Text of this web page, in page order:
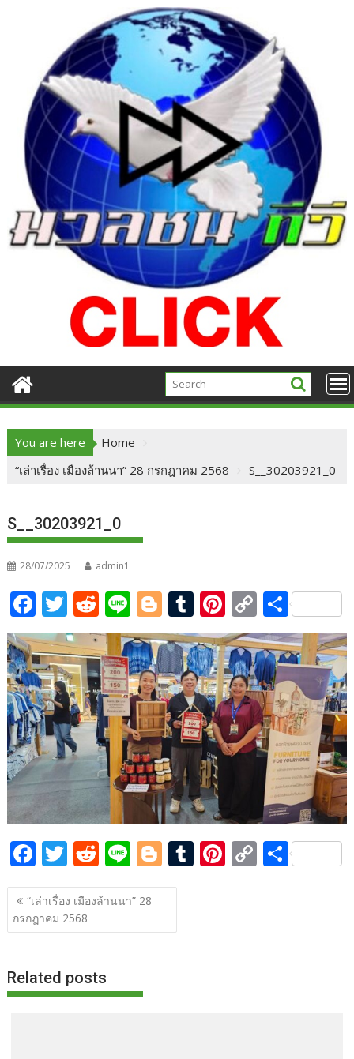
You are here
Home
“เล่าเรื่อง เมืองล้านนา” 28 กรกฎาคม 2568
S__30203921_0
S__30203921_0
28/07/2025 admin1
F
ac
e
b
o
o
k
T
w
itt
er
R
e
d
di
t
Li
n
e
Bl
o
g
g
er
T
u
m
bl
r
Pi
nt
er
e
st
C
o
p
y
Li
n
k
S
h
ar
e
F
ac
e
b
o
k
T
w
itt
er
R
e
d
di
Li
n
e
Bl
o
g
T Pi C
k
S
แนะแนว
เรื่อง
“เล่าเรื่อง เมืองล้านนา” 28
กรกฎาคม 2568
Related posts